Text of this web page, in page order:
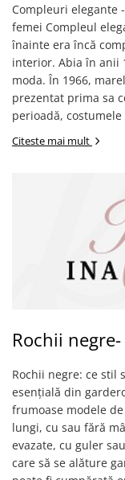
Compleuri elegante
femei Compleul
înainte era încă
interior. Abia în anii
moda. În 1966,
prezentat prima sa
perioadă,
Citeste mai mult
Rochii
Rochii negre: ce stil
esențială din
frumoase modele
lungi, cu sau fără
evazate, cu guler
care să se alăture